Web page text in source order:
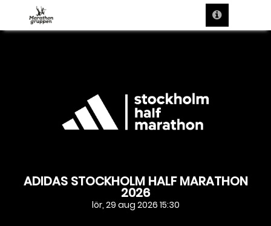
ADIDAS STOCKHOLM HALF MARATHON
2026
lör, 29 aug 2026 15:30